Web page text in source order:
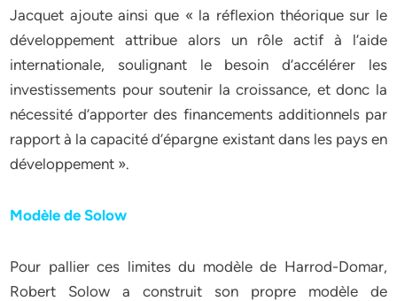
Jacquet ajoute ainsi que « la réflexion théorique sur le
développement attribue alors un rôle actif à l’aide
internationale, soulignant le besoin d’accélérer les
investissements pour soutenir la croissance, et donc la
nécessité d’apporter des financements additionnels par
rapport à la capacité d’épargne existant dans les pays en
développement ».
Modèle de Solow
Pour pallier ces limites du modèle de Harrod-Domar,
Robert Solow a construit son propre modèle de